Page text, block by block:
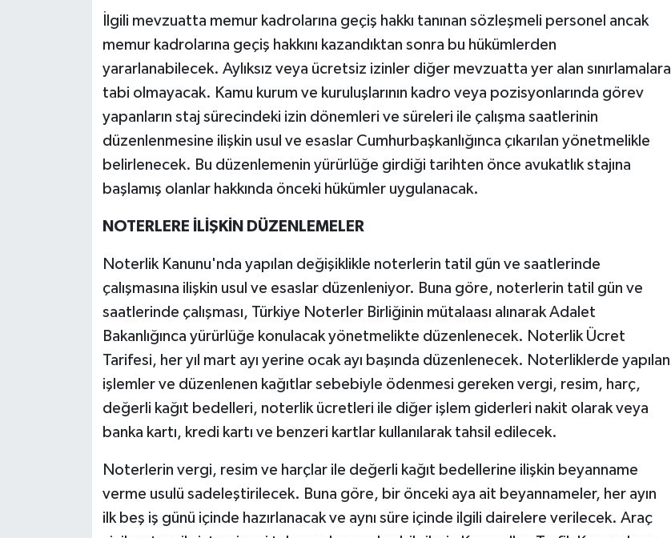
İlgili mevzuatta memur kadrolarına geçiş hakkı tanınan sözleşmeli personel ancak
memur kadrolarına geçiş hakkını kazandıktan sonra bu hükümlerden
yararlanabilecek. Aylıksız veya ücretsiz izinler diğer mevzuatta yer alan sınırlamalara
tabi olmayacak. Kamu kurum ve kuruluşlarının kadro veya pozisyonlarında görev
yapanların staj sürecindeki izin dönemleri ve süreleri ile çalışma saatlerinin
düzenlenmesine ilişkin usul ve esaslar Cumhurbaşkanlığınca çıkarılan yönetmelikle
belirlenecek. Bu düzenlemenin yürürlüğe girdiği tarihten önce avukatlık stajına
başlamış olanlar hakkında önceki hükümler uygulanacak.
NOTERLERE İLİŞKİN DÜZENLEMELER
Noterlik Kanunu'nda yapılan değişiklikle noterlerin tatil gün ve saatlerinde
çalışmasına ilişkin usul ve esaslar düzenleniyor. Buna göre, noterlerin tatil gün ve
saatlerinde çalışması, Türkiye Noterler Birliğinin mütalaası alınarak Adalet
Bakanlığınca yürürlüğe konulacak yönetmelikte düzenlenecek. Noterlik Ücret
Tarifesi, her yıl mart ayı yerine ocak ayı başında düzenlenecek. Noterliklerde yapılan
işlemler ve düzenlenen kağıtlar sebebiyle ödenmesi gereken vergi, resim, harç,
değerli kağıt bedelleri, noterlik ücretleri ile diğer işlem giderleri nakit olarak veya
banka kartı, kredi kartı ve benzeri kartlar kullanılarak tahsil edilecek.
Noterlerin vergi, resim ve harçlar ile değerli kağıt bedellerine ilişkin beyanname
verme usulü sadeleştirilecek. Buna göre, bir önceki aya ait beyannameler, her ayın
ilk beş iş günü içinde hazırlanacak ve aynı süre içinde ilgili dairelere verilecek. Araç